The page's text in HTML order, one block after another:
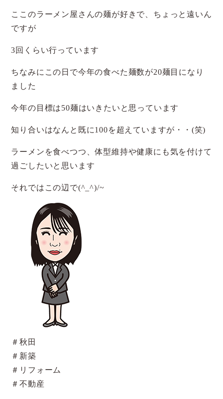
ここのラーメン屋さんの麺が好きで、ちょっと遠いん
ですが
3回くらい行っています
ちなみにこの日で今年の食べた麺数が20麺目になり
ました
今年の目標は50麺はいきたいと思っています
知り合いはなんと既に100を超えていますが・・(笑)
ラーメンを食べつつ、体型維持や健康にも気を付けて
過ごしたいと思います
それではこの辺で(^_^)/~
＃秋田
＃新築
＃リフォーム
＃不動産